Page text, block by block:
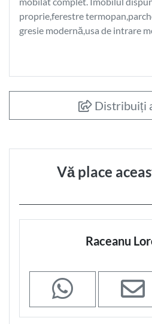
proprie,ferestre
gresie modernă,usa de intrare
Distribuiți
Vă place
Raceanu